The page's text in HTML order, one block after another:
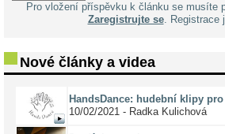
Pro vložení příspěvku k článku se musíte
Zaregistrujte se. Registrace
Nové články a videa
HandsDance: hudební klipy
10/02/2021 - Radka Kulichová